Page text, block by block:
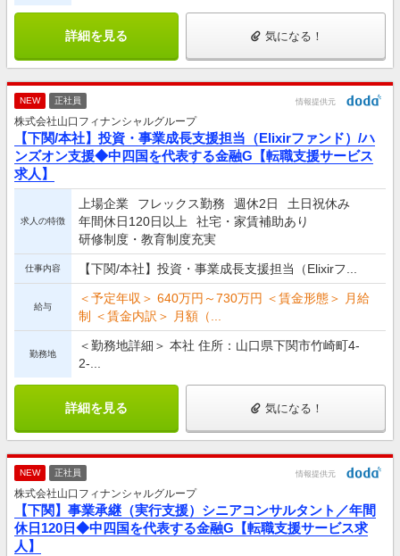
詳細を見る 気になる！
NEW 正社員 情報提供元
株式会社山口フィナンシャルグループ
【下関/本社】投資・事業成長支援担当（Elixirファンド）/ハ
ンズオン支援◆中四国を代表する金融G【転職支援サービス
求人】
求人の特徴
上場企業 フレックス勤務 週休2日
土日祝休み
年間休日120日以上
社宅・家賃補助あり
研修制度・教育制度充実
仕事内容 【下関/本社】投資・事業成長支援担当（Elixirフ...
給与
＜予定年収＞ 640万円～730万円 ＜賃金形態＞ 月給
制 ＜賃金内訳＞ 月額（...
勤務地
＜勤務地詳細＞ 本社 住所：山口県下関市竹崎町4-
2-...
詳細を見る 気になる！
NEW 正社員 情報提供元
株式会社山口フィナンシャルグループ
【下関】事業承継（実行支援）シニアコンサルタント／年間
休日120日◆中四国を代表する金融G【転職支援サービス求
人】